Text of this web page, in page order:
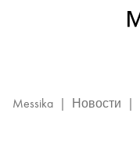
Кувейт:
Messika | Новости |